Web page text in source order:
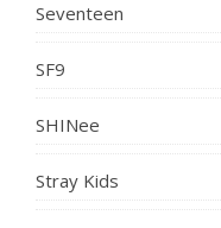
Seventeen
SF9
SHINee
Stray Kids